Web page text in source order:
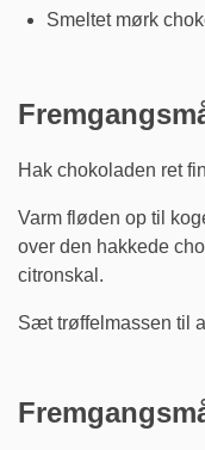
Smeltet mørk
Hak chokoladen ret
Varm fløden op til
over den hakkede
citronskal.
Sæt trøffelmassen til